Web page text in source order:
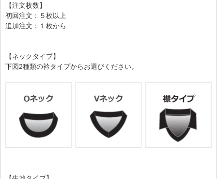
【注文枚数】
初回注文：５枚以上
追加注文：１枚から
【ネックタイプ】
下図2種類の衿タイプからお選びください。